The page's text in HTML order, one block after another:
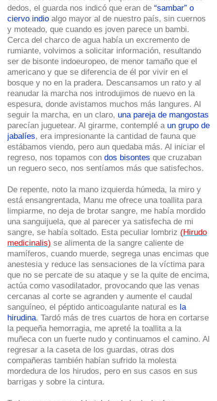
dedos, el guarda nos indicó que eran de “sambar” o
ciervo indio algo mayor al de nuestro país, sin cuernos
y moteado, que cuando es joven parece un bambi.
Cerca del charco de agua había un excremento de
rumiante, volvimos a solicitar información, resultando
ser de bisonte indoeuropeo, de menor tamaño que el
americano y que se diferencia de él por vivir en el
bosque y no en la pradera. Descansamos un rato y al
reanudar la marcha nos introdujimos de nuevo en la
espesura, donde avistamos muchos más langures. Al
seguir la marcha, en un claro, una pareja de mangostas
parecían juguetear. Al girarme, contemplé a un grupo de
jabalíes, era impresionante la cantidad de fauna que
estábamos viendo, pero aun quedaba más. Al iniciar el
regreso, nos topamos con dos bisontes que cruzaban
un reguero seco, nos sentíamos más que satisfechos.
De repente, noto la mano izquierda húmeda, la miro y
está ensangrentada, Manu me ofrece una toallita para
limpiarme, no deja de brotar sangre, me había mordido
una sanguijuela, que al parecer ya satisfecha de mi
sangre, se había soltado. Esta peculiar lombriz (Hirudo
medicinalis) se alimenta de la sangre caliente de
mamíferos, cuando muerde, segrega unas encimas que
anestesia y reduce las sensaciones de la víctima para
que no se percate de su ataque y se la quite de encima,
actúa como vasodilatador, provocando que las venas
cercanas al corte se agranden y aumente el caudal
sanguíneo, el péptido anticoagulante natural es la
hirudina. Tardó más de tres cuartos de hora en cortarse
la pequeña hemorragia, me apreté la toallita a la
muñeca con un fuerte nudo y continuamos el camino. Al
regresar a la caseta de los guardas, otras dos
compañeras también habían sufrido la molesta
mordedura de los hirudos, pero en sus casos en sus
barrigas y sobre la cintura.